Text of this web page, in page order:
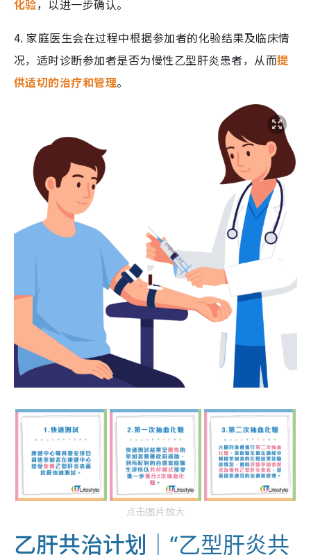
化验，以进一步确认。
4. 家庭医生会在过程中根据参加者的化验结果及临床情
况，适时诊断参加者是否为慢性乙型肝炎患者，从而提
供适切的治疗和管理。
点击图片放大
乙肝共治计划｜ “乙型肝炎共